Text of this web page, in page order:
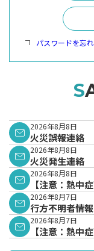
パスワードを忘
2026年8月8日
火災誤報連絡
2026年8月8日
火災発生連絡
2026年8月8日
【注意：熱中
表されています
2026年8月7日
行方不明者情
2026年8月7日
【注意：熱中